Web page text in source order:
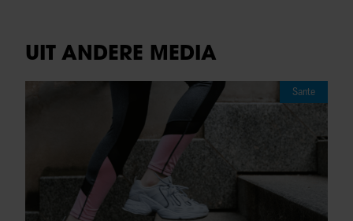
UIT ANDERE MEDIA
Sante